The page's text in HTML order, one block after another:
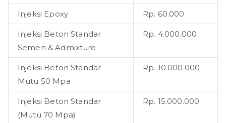
Injeksi Epoxy Rp. 60.000
Injeksi Beton Standar
Semen & Admixture
Rp. 4.000.000
Injeksi Beton Standar
Mutu 50 Mpa
Rp. 10.000.000
Injeksi Beton Standar
(Mutu 70 Mpa)
Rp. 15.000.000